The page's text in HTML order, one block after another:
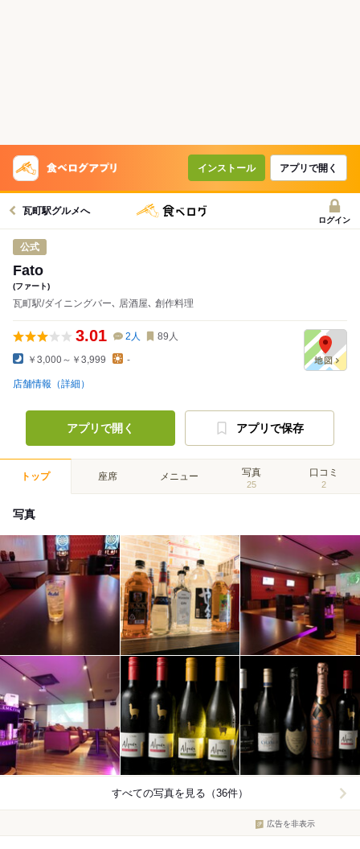
インストール アプリで開く
瓦町駅グルメへ
ログイン
公式
Fato
(ファート)
瓦町駅/ダイニングバー､ 居酒屋､ 創作料理
3.01 2 人 89 人
￥3,000～￥3,999 -
店舗情報（詳細）
アプリで開く アプリで保存
トップ 座席 メニュー 写真
25
口コミ
2
写真
すべての写真を見る（36件）
広告を非表示